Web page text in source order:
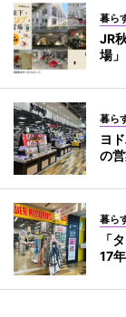
暮ら
JR
場
暮ら
ヨ
の
暮ら
「
17年